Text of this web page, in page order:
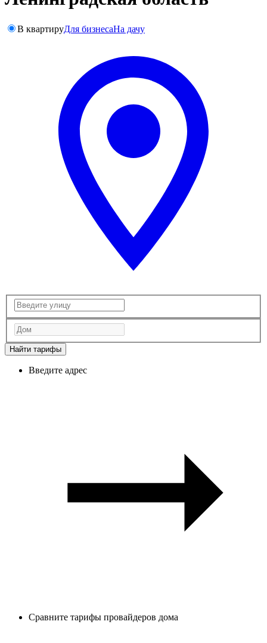
В квартируДля бизнесаНа дачу
Найти тарифы
Введите адрес
Сравните тарифы провайдеров дома